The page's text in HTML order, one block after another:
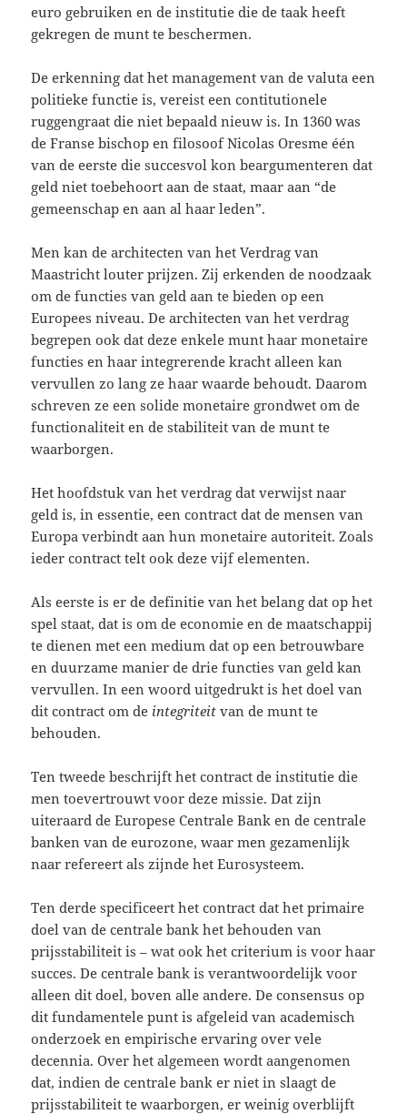
euro gebruiken en de institutie die de taak heeft
gekregen de munt te beschermen.
De erkenning dat het management van de valuta een
politieke functie is, vereist een contitutionele
ruggengraat die niet bepaald nieuw is. In 1360 was
de Franse bischop en filosoof Nicolas Oresme één
van de eerste die succesvol kon beargumenteren dat
geld niet toebehoort aan de staat, maar aan “de
gemeenschap en aan al haar leden”.
Men kan de architecten van het Verdrag van
Maastricht louter prijzen. Zij erkenden de noodzaak
om de functies van geld aan te bieden op een
Europees niveau. De architecten van het verdrag
begrepen ook dat deze enkele munt haar monetaire
functies en haar integrerende kracht alleen kan
vervullen zo lang ze haar waarde behoudt. Daarom
schreven ze een solide monetaire grondwet om de
functionaliteit en de stabiliteit van de munt te
waarborgen.
Het hoofdstuk van het verdrag dat verwijst naar
geld is, in essentie, een contract dat de mensen van
Europa verbindt aan hun monetaire autoriteit. Zoals
ieder contract telt ook deze vijf elementen.
Als eerste is er de definitie van het belang dat op het
spel staat, dat is om de economie en de maatschappij
te dienen met een medium dat op een betrouwbare
en duurzame manier de drie functies van geld kan
vervullen. In een woord uitgedrukt is het doel van
dit contract om de integriteitvan de munt te
behouden.
Ten tweede beschrijft het contract de institutie die
men toevertrouwt voor deze missie. Dat zijn
uiteraard de Europese Centrale Bank en de centrale
banken van de eurozone, waar men gezamenlijk
naar refereert als zijnde het Eurosysteem.
Ten derde specificeert het contract dat het primaire
doel van de centrale bank het behouden van
prijsstabiliteit is – wat ook het criterium is voor haar
succes. De centrale bank is verantwoordelijk voor
alleen dit doel, boven alle andere. De consensus op
dit fundamentele punt is afgeleid van academisch
onderzoek en empirische ervaring over vele
decennia. Over het algemeen wordt aangenomen
dat, indien de centrale bank er niet in slaagt de
prijsstabiliteit te waarborgen, er weinig overblijft